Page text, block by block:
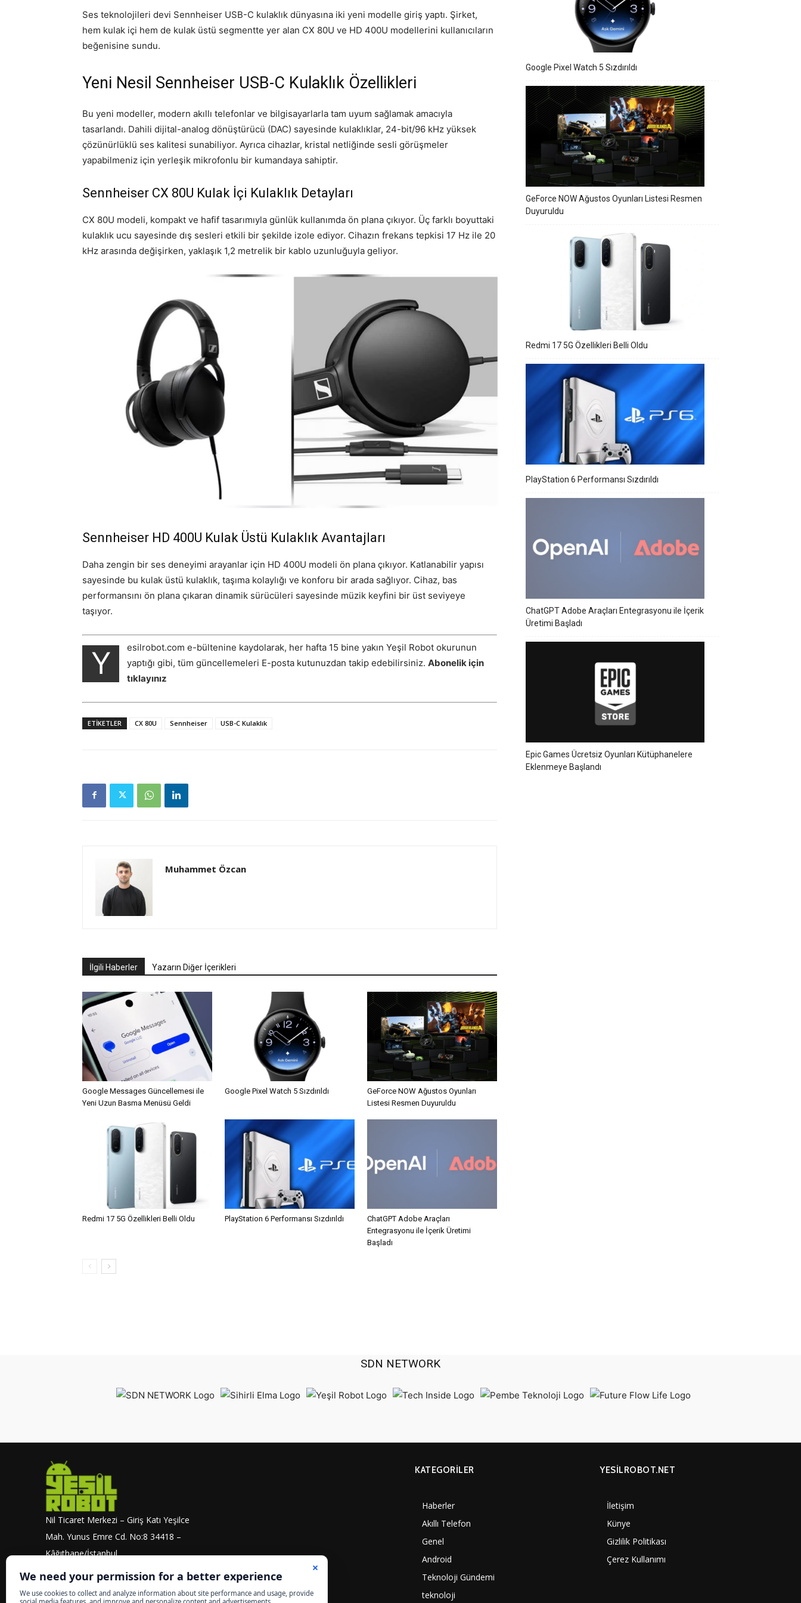
Ses teknolojileri devi Sennheiser USB-C kulaklık dünyasına iki yeni modelle giriş yaptı. Şirket,
hem kulak içi hem de kulak üstü segmentte yer alan CX 80U ve HD 400U modellerini kullanıcıların
beğenisine sundu.
Yeni Nesil Sennheiser USB-C Kulaklık Özellikleri
Bu yeni modeller, modern akıllı telefonlar ve bilgisayarlarla tam uyum sağlamak amacıyla
tasarlandı. Dahili dijital-analog dönüştürücü (DAC) sayesinde kulaklıklar, 24-bit/96 kHz yüksek
çözünürlüklü ses kalitesi sunabiliyor. Ayrıca cihazlar, kristal netliğinde sesli görüşmeler
yapabilmeniz için yerleşik mikrofonlu bir kumandaya sahiptir.
Sennheiser CX 80U Kulak İçi Kulaklık Detayları
CX 80U modeli, kompakt ve hafif tasarımıyla günlük kullanımda ön plana çıkıyor. Üç farklı boyuttaki
kulaklık ucu sayesinde dış sesleri etkili bir şekilde izole ediyor. Cihazın frekans tepkisi 17 Hz ile 20
kHz arasında değişirken, yaklaşık 1,2 metrelik bir kablo uzunluğuyla geliyor.
Sennheiser HD 400U Kulak Üstü Kulaklık Avantajları
Daha zengin bir ses deneyimi arayanlar için HD 400U modeli ön plana çıkıyor. Katlanabilir yapısı
sayesinde bu kulak üstü kulaklık, taşıma kolaylığı ve konforu bir arada sağlıyor. Cihaz, bas
performansını ön plana çıkaran dinamik sürücüleri sayesinde müzik keyfini bir üst seviyeye
taşıyor.
Y
esilrobot.com e-bültenine kaydolarak, her hafta 15 bine yakın Yeşil Robot okurunun
yaptığı gibi, tüm güncellemeleri E-posta kutunuzdan takip edebilirsiniz. Abonelik için
tıklayınız
ETIKETLER CX 80U Sennheiser USB-C Kulaklık
Muhammet Özcan
İlgili Haberler Yazarın Diğer İçerikleri
Google Messages Güncellemesi ile
Yeni Uzun Basma Menüsü Geldi
Google Pixel Watch 5 Sızdırıldı
GeForce NOW Ağustos Oyunları
Listesi Resmen Duyuruldu
Redmi 17 5G Özellikleri Belli Oldu PlayStation 6 Performansı Sızdırıldı
ChatGPT Adobe Araçları
Entegrasyonu ile İçerik Üretimi
Başladı
Google Pixel Watch 5 Sızdırıldı
GeForce NOW Ağustos Oyunları Listesi Resmen
Duyuruldu
Redmi 17 5G Özellikleri Belli Oldu
PlayStation 6 Performansı Sızdırıldı
ChatGPT Adobe Araçları Entegrasyonu ile İçerik
Üretimi Başladı
Epic Games Ücretsiz Oyunları Kütüphanelere
Eklenmeye Başlandı
SDN NETWORK
Nil Ticaret Merkezi – Giriş Katı Yeşilce
Mah. Yunus Emre Cd. No:8 34418 –
Kâğıthane/İstanbul
KATEGORILER
Haberler
Akıllı Telefon
Genel
Android
Teknoloji Gündemi
teknoloji
YESİLROBOT.NET
İletişim
Künye
Gizlilik Politikası
Çerez Kullanımı